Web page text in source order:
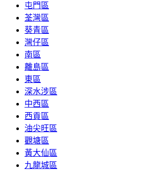
屯門區
荃灣區
葵青區
灣仔區
南區
離島區
東區
深水涉區
中西區
西貢區
油尖旺區
觀塘區
黃大仙區
九龍城區